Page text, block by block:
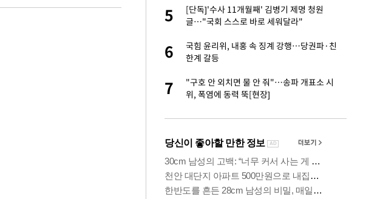
김도영·곽빈·안현민…오승환·니퍼트가 콕
5
[단독]'수사 11개월째' 김병기 제명 청원
글…"국회 스스로 바로 세워달라"
6
국힘 윤리위, 내홍 속 징계 강행…당권파·친
한계 갈등
7
"구호 안 외치면 물 안 줘"…송파 개표소 시
위, 폭염에 동력 뚝[현장]